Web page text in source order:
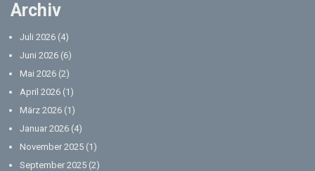
Archiv
Juli 2026 (4)
Juni 2026 (6)
Mai 2026 (2)
April 2026 (1)
März 2026 (1)
Januar 2026 (4)
November 2025 (1)
September 2025 (2)